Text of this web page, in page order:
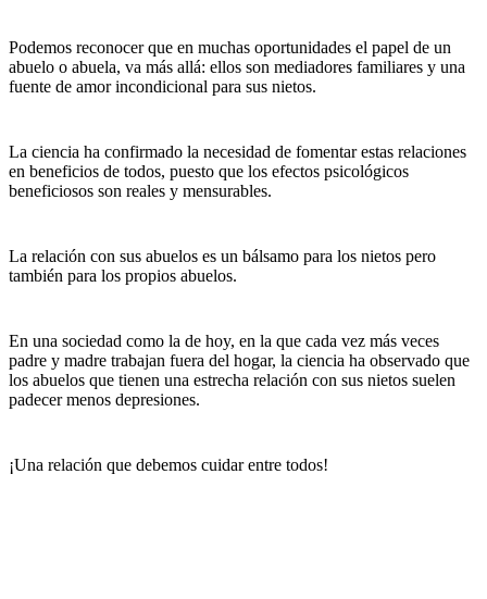
Podemos reconocer que en muchas oportunidades el papel de un
abuelo o abuela, va más allá: ellos son mediadores familiares y una
fuente de amor incondicional para sus nietos.
La ciencia ha confirmado la necesidad de fomentar estas relaciones
en beneficios de todos, puesto que los efectos psicológicos
beneficiosos son reales y mensurables.
La relación con sus abuelos es un bálsamo para los nietos pero
también para los propios abuelos.
En una sociedad como la de hoy, en la que cada vez más veces
padre y madre trabajan fuera del hogar, la ciencia ha observado que
los abuelos que tienen una estrecha relación con sus nietos suelen
padecer menos depresiones.
¡Una relación que debemos cuidar entre todos!